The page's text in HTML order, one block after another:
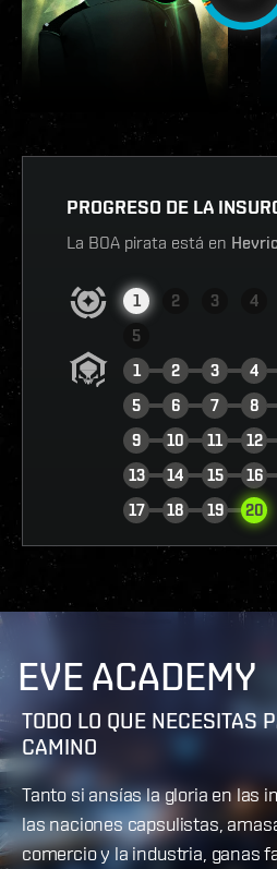
PROGRESO DE LA
La BOA pirata está en
1 2 3
4
5
1
2 3
4
5
6 7
8
9
10 11
12
13
14 15
16
17
18 19 20
EVE ACADEMY
TODO LO QUE NECESITAS
CAMINO
Tanto si ansías la gloria en las
las naciones capsulistas,
comercio y la industria, ganas